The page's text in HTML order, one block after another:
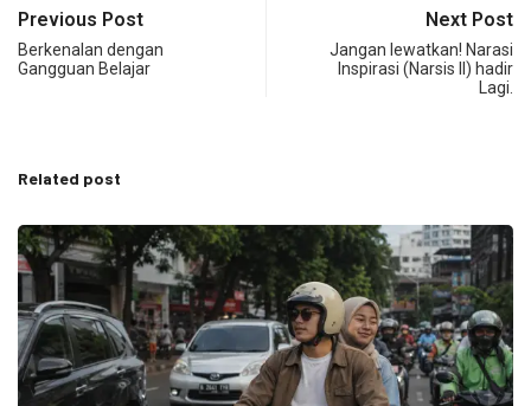
Previous Post
Berkenalan dengan
Gangguan Belajar
Next Post
Jangan lewatkan! Narasi
Inspirasi (Narsis II) hadir
Lagi.
Related post